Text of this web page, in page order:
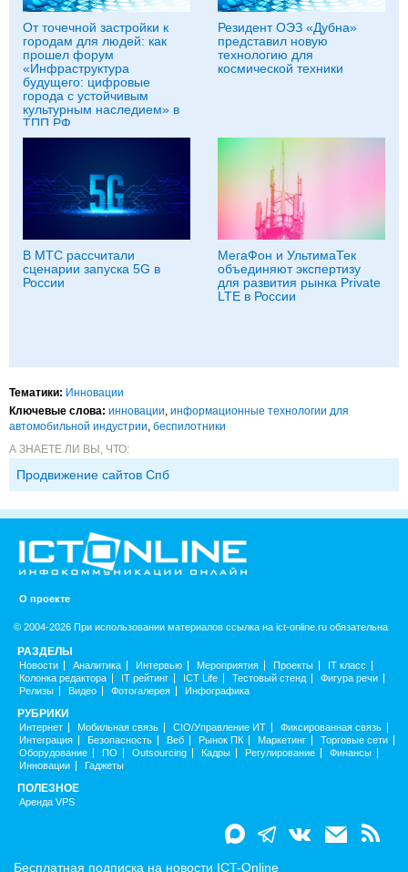
От точечной застройки к
городам для людей: как
прошел форум
«Инфраструктура
будущего: цифровые
города с устойчивым
культурным наследием» в
ТПП РФ
Резидент ОЭЗ «Дубна»
представил новую
технологию для
космической техники
В МТС рассчитали
сценарии запуска 5G в
России
МегаФон и УльтимаТек
объединяют экспертизу
для развития рынка Private
LTE в России
Тематики: Инновации
Ключевые слова: инновации информационные технологии для
автомобильной индустрии беспилотники
А ЗНАЕТЕ ЛИ ВЫ, ЧТО:
Продвижение сайтов Спб
О проекте
© 2004-2026 При использовании материалов ссылка на ict-online.ru обязательна
РАЗДЕЛЫ
Новости Аналитика Интервью Мероприятия Проекты
IT класс
Колонка редактора
IT рейтинг ICT Life Тестовый стенд
Фигура речи
Релизы
Видео Фотогалерея Инфографика
РУБРИКИ
Интернет Мобильная связь CIO/Управление ИТ
Фиксированная связь
Интеграция
Безопасность Веб Рынок ПК Маркетинг
Торговые сети
Оборудование
ПО Outsourcing Кадры Регулирование
Финансы
Инновации
Гаджеты
ПОЛЕЗНОЕ
Аренда VPS
Бесплатная подписка на новости ICT-Online